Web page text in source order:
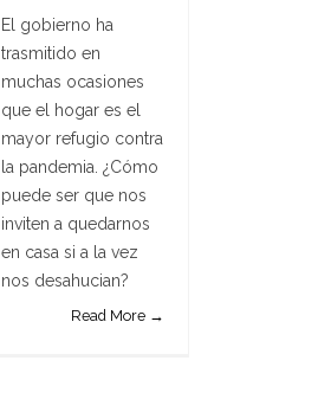
El gobierno ha
trasmitido en
muchas ocasiones
que el hogar es el
mayor refugio contra
la pandemia. ¿Cómo
puede ser que nos
inviten a quedarnos
en casa si a la vez
nos desahucian?
Read More →